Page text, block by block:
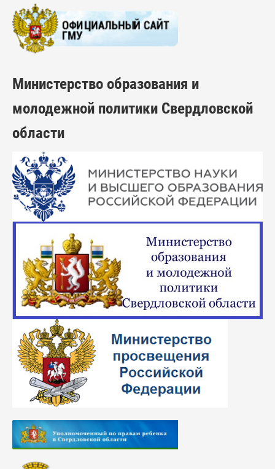
Министерство образования и
молодежной политики Свердловской
области